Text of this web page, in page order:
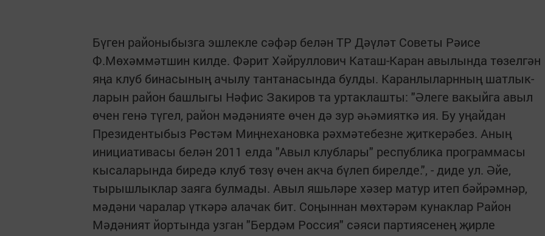
Бүген районыбызга эшлекле сәфәр белән ТР Дәүләт Советы Рәисе
Ф.Мөхәммәтшин килде. Фәрит Хәйруллович Каташ-Каран авылында төзелгән
яңа клуб бинасының ачылу тантанасында булды. Каранлыларнның шатлык­
ларын район башлыгы Нәфис Закиров та уртаклашты: "Әлеге вакыйга авыл
өчен генә түгел, ра­йон мәдәнияте өчен дә зур әһә­мияткә ия. Бу уңайдан
Президентыбыз Рөстәм Миңнехановка рәх­­мәтебезне җиткерәбез. Аның
инициативасы белән 2011 елда "Авыл клублары" республика про­граммасы
кысаларында би­редә клуб төзү өчен акча бүлеп бирелде.", - диде ул. Әйе,
тырышлыклар заяга булмады. Авыл яшьләре хәзер матур итеп бәйрәмнәр,
мәдәни чаралар үткәрә алачак бит. Соңыннан мөхтәрәм кунаклар Район
Мәдәният йортында узган "Бердәм Россия" сәяси партиясенең җирле